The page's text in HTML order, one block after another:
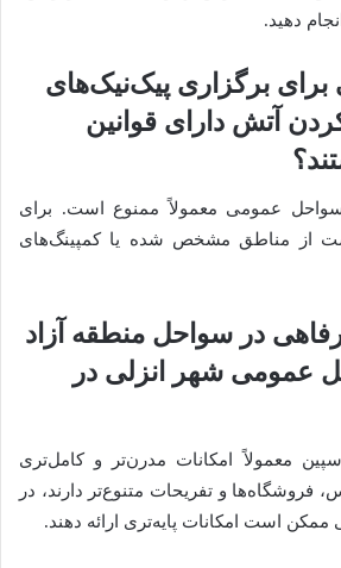
دهید.
برای برگزاری پیک‌نیک‌های
آتش دارای قوانین
عمومی معمولاً ممنوع است. برای
از مناطق مشخص شده یا کمپینگ‌های
در سواحل منطقه آزاد
عمومی شهر انزلی در
معمولاً امکانات مدرن‌تر و کامل‌تری
فروشگاه‌ها و تفریحات متنوع‌تر دارند، در
است امکانات پایه‌تری ارائه دهند.